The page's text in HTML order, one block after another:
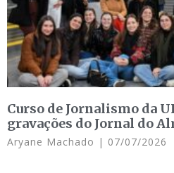
Curso de Jornalismo da
gravações do Jornal do
Aryane Machado 07/07/2026